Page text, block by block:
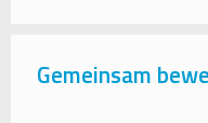
Gemeinsam